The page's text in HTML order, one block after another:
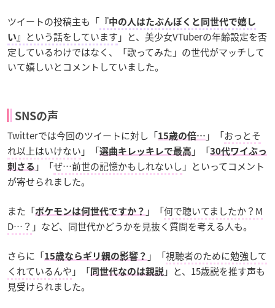
ツイートの投稿主も「 『中の人はたぶんぼくと同世代で嬉し
い』という話をしています 」と、美少女VTuberの年齢設定を否
定しているわけではなく、「歌ってみた」の世代がマッチして
いて嬉しいとコメントしていました。
SNSの声
Twitterでは今回のツイートに対し「15歳の倍… 」「おっとそ
れ以上はいけない 」「選曲キレッキレで最高 」「30代ワイぶっ
刺さる 」「ぜ…前世の記憶かもしれないし 」といってコメント
が寄せられました。
また「ポケモンは何世代ですか？ 」「何で聴いてましたか？M
D…？ 」など、同世代かどうかを見抜く質問を考える人も。
さらに「15歳ならギリ親の影響？ 」「視聴者のために勉強して
くれているんや 」「 同世代なのは親説 」と、15歳説を推す声も
見受けられました。